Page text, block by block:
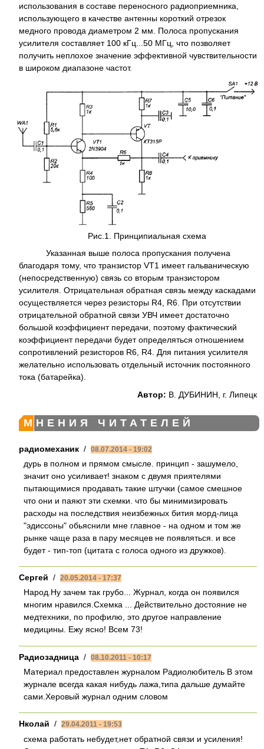
использования в составе переносного радиоприемника,
использующего в качестве антенны короткий отрезок
медного провода диаметром 2 мм. Полоса пропускания
усилителя составляет 100 кГц...50 МГц, что позволяет
получить неплохое значение эффективной чувствительности
в широком диапазоне частот.
Рис.1. Принципиальная схема
Указанная выше полоса пропускания получена
благодаря тому, что транзистор VT1 имеет гальваническую
(непосредственную) связь со вторым транзистором
усилителя. Отрицательная обратная связь между каскадами
осуществляется через резисторы R4, R6. При отсутствии
отрицательной обратной связи УВЧ имеет достаточно
большой коэффициент передачи, поэтому фактический
коэффициент передачи будет определяться отношением
сопротивлений резисторов R6, R4. Для питания усилителя
желательно использовать отдельный источник постоянного
тока (батарейка).
Автор: В. ДУБИНИН, г. Липецк
МНЕНИЯ ЧИТАТЕЛЕЙ
радиомеханик / 08.07.2014 - 19:02
дурь в полном и прямом смысле. принцип - зашумело,
значит оно усиливает! знаком с двумя приятелями
пытающимися продавать такие штучки (самое смешное
что они и паяют эти схемки. что бы минимизировать
расходы на последствия неизбежных бития морд-лица
"эдиссоны" обьяснили мне главное - на одном и том же
рынке чаще раза в пару месяцев не появляться. и все
будет - тип-топ (цитата с голоса одного из дружков).
Сергей / 20.05.2014 - 17:37
Народ.Ну зачем так грубо... Журнал, когда он появился
многим нравился.Схемка ... Действительно достояние не
медтехники, по профилю, это другое направление
медицины. Ежу ясно! Всем 73!
Радиозадница / 08.10.2011 - 10:17
Материал предоставлен журналом Радиолюбитель В этом
журнале всегда какая нибудь лажа,типа дальше думайте
сами.Херовый журнал одним словом
Нколай / 29.04.2011 - 19:53
схема работать небудет,нет обратной связи и усиления!